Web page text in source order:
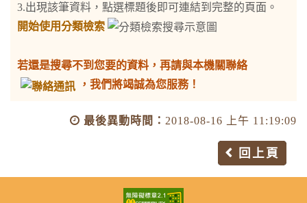
3.出現該筆資料，點選標題後即可連結到完整的頁面。
開始使用分類檢索
若還是搜尋不到您要的資料，再請與本機關聯絡
，我們將竭誠為您服務！
最後異動時間： 2018-08-16 上午 11:19:09
回上頁